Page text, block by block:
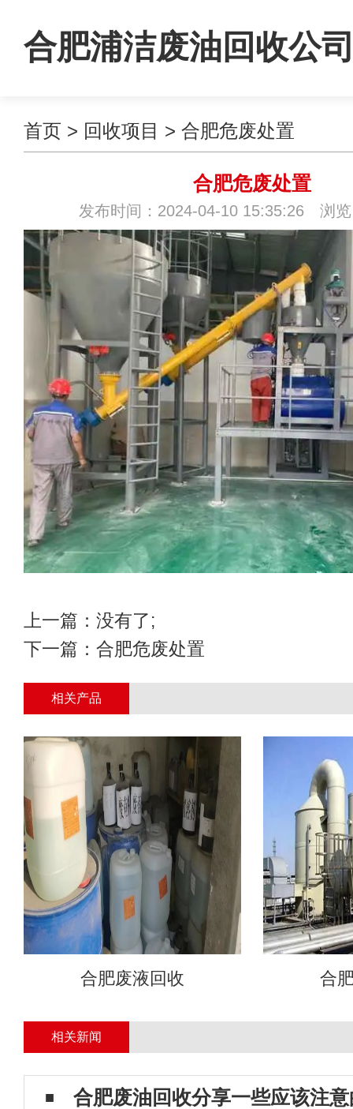
合肥浦洁废油回收公
首页 > 回收项目 > 合肥危废处置
合肥危废处置
发布时间：2024-04-10 15:35:26 浏览
上一篇：没有了;
下一篇： 合肥危废处置
相关产品
合肥废液回收 合
相关新闻
合肥废油回收分享一些应该注